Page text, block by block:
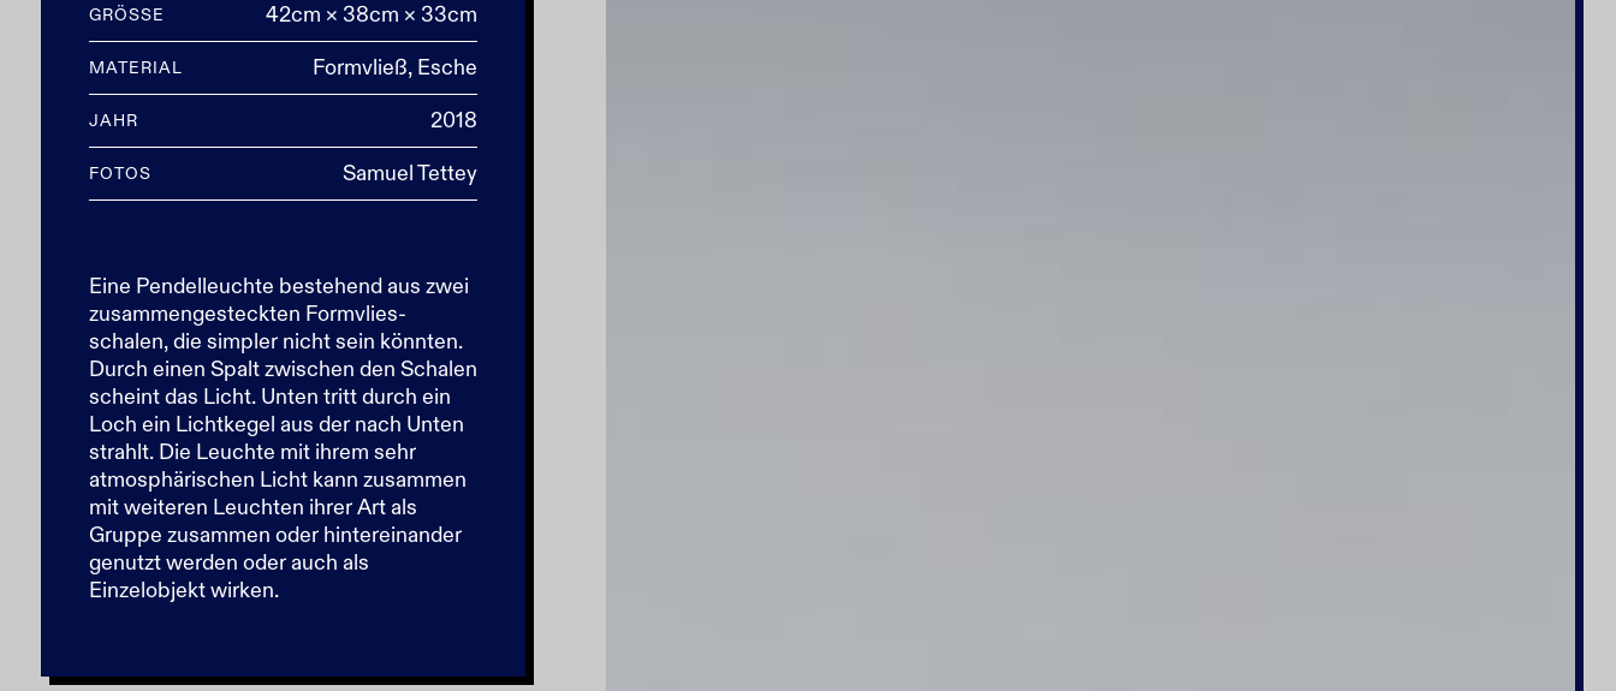
GRÖSSE 42cm × 38cm × 33cm
MATERIAL Formvließ, Esche
JAHR 2018
FOTOS Samuel Tettey
Eine Pendelleuchte bestehend aus zwei
zusammengesteckten Formvlies-
schalen, die simpler nicht sein könnten.
Durch einen Spalt zwischen den Schalen
scheint das Licht. Unten tritt durch ein
Loch ein Lichtkegel aus der nach Unten
strahlt. Die Leuchte mit ihrem sehr
atmosphärischen Licht kann zusammen
mit weiteren Leuchten ihrer Art als
Gruppe zusammen oder hintereinander
genutzt werden oder auch als
Einzelobjekt wirken.